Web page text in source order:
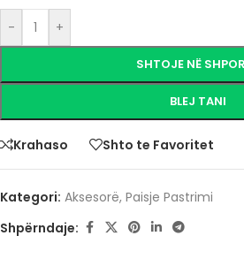
- +
SHTOJE NË
BLEJ TANI
Krahaso Shto te Favoritet
Kategori: Aksesorë, Paisje Pastrimi
Shpërndaje: